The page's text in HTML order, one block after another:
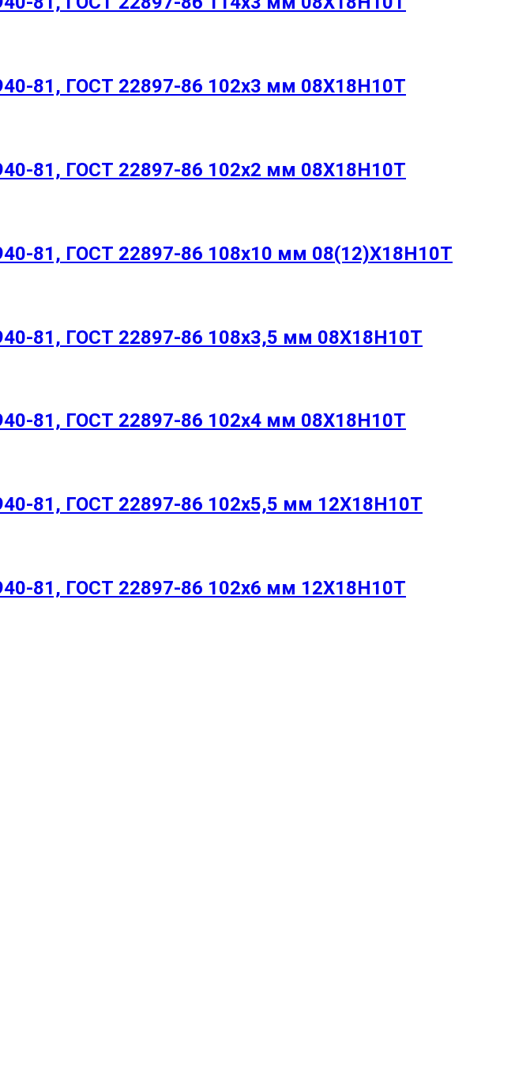
81, ГОСТ 22897-86 102х3 мм 08Х18Н10Т
81, ГОСТ 22897-86 102х2 мм 08Х18Н10Т
81, ГОСТ 22897-86 108х10 мм 08(12)Х18Н10Т
81, ГОСТ 22897-86 108х3,5 мм 08Х18Н10Т
81, ГОСТ 22897-86 102х4 мм 08Х18Н10Т
81, ГОСТ 22897-86 102х5,5 мм 12Х18Н10Т
81, ГОСТ 22897-86 102х6 мм 12Х18Н10Т